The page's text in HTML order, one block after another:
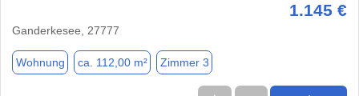
1.145 €
Ganderkesee, 27777
Wohnung ca. 112,00 m² Zimmer 3